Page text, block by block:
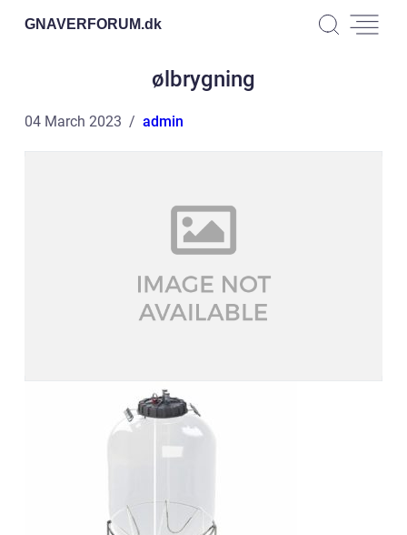
GNAVERFORUM.dk
ølbrygning
04 March 2023 admin